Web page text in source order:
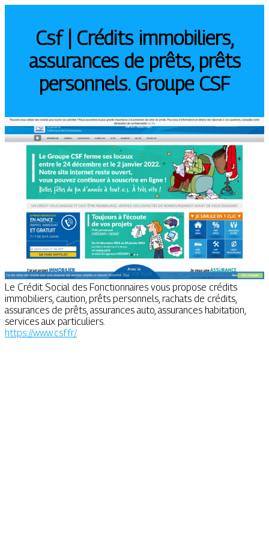
Csf | Crédits immobiliers,
assurances de prêts, prêts
personnels. Groupe CSF
Le Crédit Social des Fonctionnaires vous propose crédits
immobiliers, caution, prêts personnels, rachats de crédits,
assurances de prêts, assurances auto, assurances habitation,
services aux particuliers.
https://www.csf.fr/